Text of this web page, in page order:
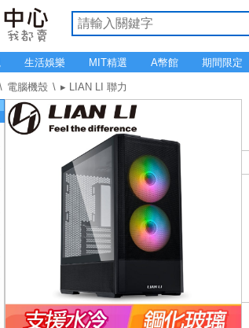
生活娛樂 MIT精選 A幣館 期間限定
電腦機殼 ▸ LIAN LI 聯力